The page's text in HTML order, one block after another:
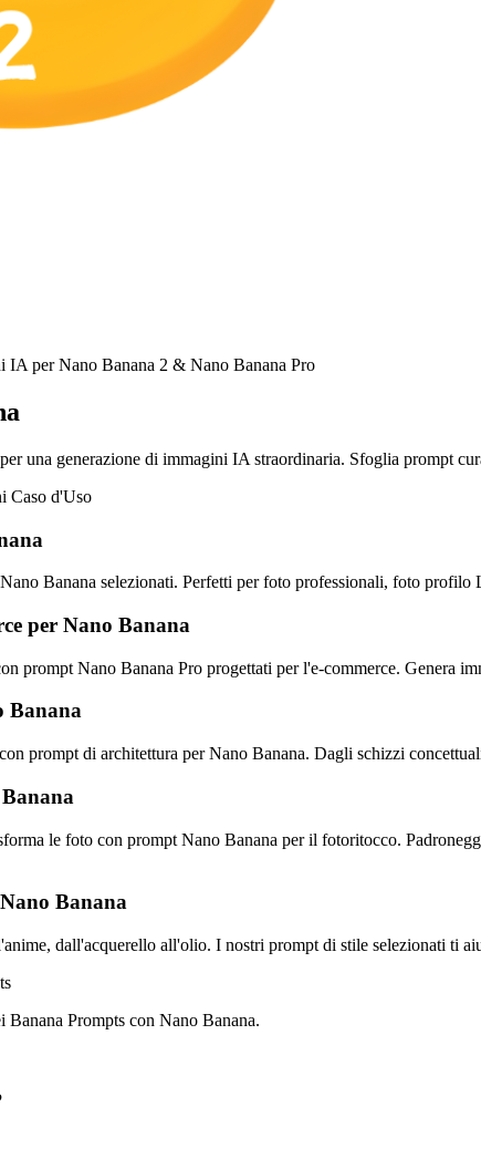
per Nano Banana 2 & Nano Banana Pro
una generazione di immagini IA straordinaria. Sfoglia prompt
Caso d'Uso
Banana selezionati. Perfetti per foto professionali, foto
per Nano Banana
prompt Nano Banana Pro progettati per l'e-commerce. Genera
Banana
prompt di architettura per Nano Banana. Dagli schizzi
le foto con prompt Nano Banana per il fotoritocco.
Banana
dall'acquerello all'olio. I nostri prompt di stile selezionati ti
Banana Prompts con Nano Banana.